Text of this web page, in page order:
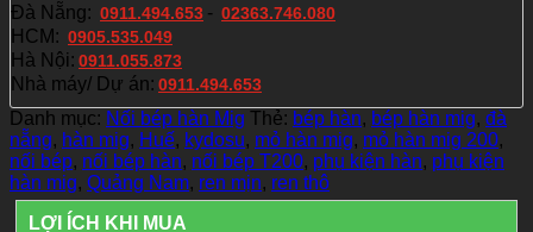
Đà Nẵng: 0911.494.653 - 02363.746.080
HCM: 0905.535.049
Hà Nội: 0911.055.873
Nhà máy/ Dự án: 0911.494.653
Danh mục: Nối bép hàn Mig Thẻ: bép hàn, bép hàn mig, đà
nẵng, hàn mig, Huế, kydosu, mỏ hàn mig, mỏ hàn mig 200,
nối bép, nối bép hàn, nối bép T200, phụ kiện hàn, phụ kiện
hàn mig, Quảng Nam, ren mịn, ren thô
LỢI ÍCH KHI MUA